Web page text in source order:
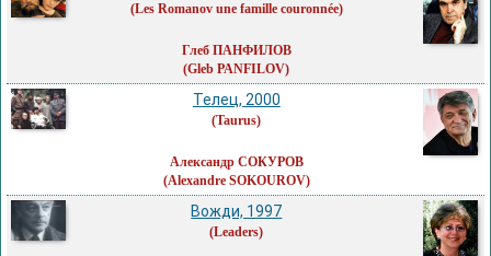
(Les Romanov une famille couronnée)
Глеб ПАНФИЛОВ
(Gleb PANFILOV)
Телец, 2000
(Taurus)
Александр СОКУРОВ
(Alexandre SOKOUROV)
Вожди, 1997
(Leaders)